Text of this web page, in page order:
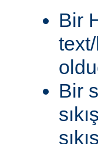
Bir
Bir